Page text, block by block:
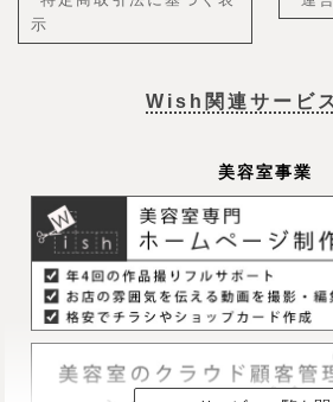
示
Wish関連サービ
美容室事業